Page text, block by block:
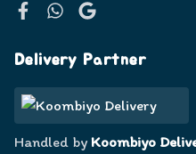
Delivery Partner
Handled by Koombiyo